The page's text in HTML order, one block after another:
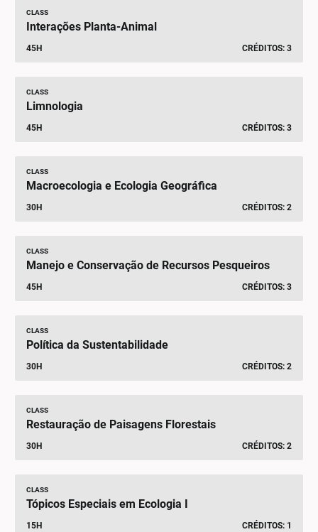
CLASS
Interações Planta-Animal
45H CRÉDITOS: 3
CLASS
Limnologia
45H CRÉDITOS: 3
CLASS
Macroecologia e Ecologia Geográfica
30H CRÉDITOS: 2
CLASS
Manejo e Conservação de Recursos Pesqueiros
45H CRÉDITOS: 3
CLASS
Política da Sustentabilidade
30H CRÉDITOS: 2
CLASS
Restauração de Paisagens Florestais
30H CRÉDITOS: 2
CLASS
Tópicos Especiais em Ecologia I
15H CRÉDITOS: 1